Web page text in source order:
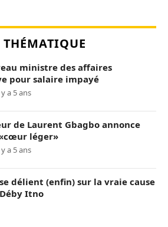
ministre des affaires
pour salaire impayé
y a 5 ans
de Laurent Gbagbo annonce
léger»
y a 5 ans
délient (enfin) sur la vraie cause
Itno